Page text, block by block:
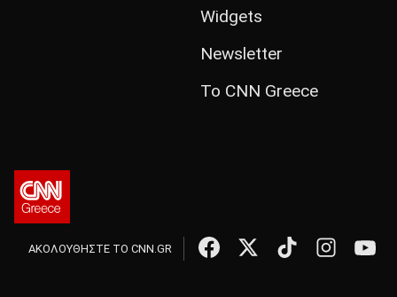
Widgets
Newsletter
Το CNN Greece
ΑΚΟΛΟΥΘΗΣΤΕ ΤΟ CNN.GR